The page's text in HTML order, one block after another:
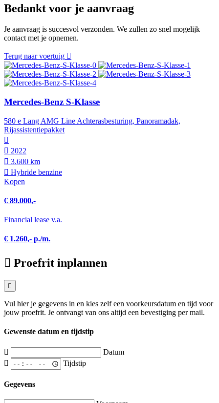
Bedankt voor je aanvraag
Je aanvraag is succesvol verzonden. We zullen zo snel mogelijk
contact met je opnemen.
Terug naar voertuig
Mercedes-Benz S-Klasse
580 e Lang AMG Line Achterasbesturing, Panoramadak,
Rijassistentiepakket
2022
3.600 km
Hybride benzine
Kopen
€ 89.000,-
Financial lease v.a.
€ 1.260,- p./m.
Proefrit inplannen
Vul hier je gegevens in en kies zelf een voorkeursdatum en tijd voor
jouw proefrit. Je ontvangt van ons altijd een bevestiging per mail.
Gewenste datum en tijdstip
Datum
Tijdstip
Gegevens